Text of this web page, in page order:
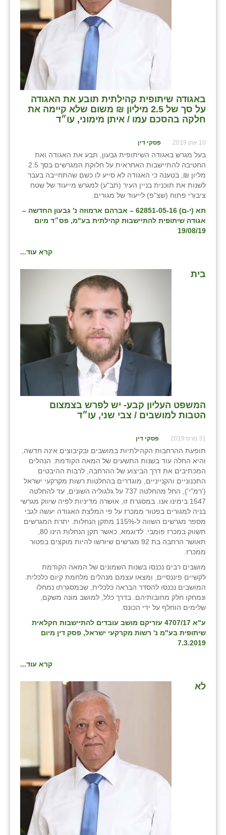
באגודה שיתופית קהילתית תובע את האגודה
על סך של 2.5 מיליון ₪ משום שלא קיימה את
חלקה בהסכם עמו / איתן מימוני, עו״ד
10 אוק 2019 פסקי דין
בעל מגרש באגודה השיתופית גבעון, תבע את האגודה ואת
החטיבה להתיישבות האחראית על חלוקת המגרשים בסך 2.5
מליון ₪, בטענה כי האגודה לא סייע לו כשם שהתחייבה בעבר
לשנות את תוכנית בניין העיר (תב"ע) למגרש מייעוד של שטח
ציבורי פתוח (שצ"פ) לייעוד של מגורים.
תא (י-ם) 62851-05-16 – אברהם ארמוזה נ' גבעון החדשה –
אגודה שיתופית להתיישבות קהילתית בע"מ, פס״ד מיום
19/08/19
קרא עוד...
בית
המשפט העליון קבע- יש לפרש בצמצום
הטבות למושבים / צבי שני, עו״ד
31 מרס 2019 פסקי דין
תופעת ההרחבות הקהילתיות במושבים ובקיבוצים אינה חדשה,
והיא החלה עוד בשנות התשעים של המאה הקודמת. הנהלים
המכתיבים את דרך הביצוע של ההרחבה, לרבות ההיבטים
התכנוניים והקנייניים, מוגדרים בהחלטות רשות מקרקעי ישראל
('רמ"י'), החל מהחלטה 737 על גלגוליה השונים, עד להחלטה
1547 בימינו אנו. במסגרת זו, אושרה מדיניות לפיה שיווק מגרשי
בניה למגורים בפטור ממכרז על פי המלצת האגודה יעשה לגבי
מספר מגרשים השווה ל-115% מתקן הנחלות. יתרת המגרשים
תאושר הרחבה בת 92 מגרשים שיורשו להיות מוקצים בפטור
ממכרז.
מושבים רבים נכנסו בשנות השמונים של המאה הקודמת
לקשיים פיננסיים, ומצאו עצמם מנהלים מלחמת קיום כלכלית.
המושבים נכנסו להסדר הבראה כלכלית, שבמסגרתו נמחלו
ונמחקו חלק מחובותיהם. בדרך כלל, למושב מונה משקם,
שלימים הוחלף על ידי הכונס.
ע"א 4707/17 עזריקם מושב עובדים להתיישבות חקלאית
שיתופית בע"מ נ' רשות מקרקעי ישראל, פסק דין מיום
7.3.2019
קרא עוד...
לא